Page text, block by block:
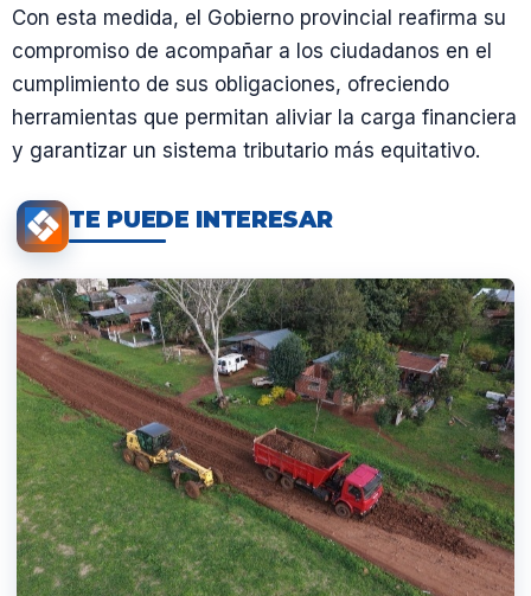
Con esta medida, el Gobierno provincial reafirma su
compromiso de acompañar a los ciudadanos en el
cumplimiento de sus obligaciones, ofreciendo
herramientas que permitan aliviar la carga financiera
y garantizar un sistema tributario más equitativo.
TE PUEDE INTERESAR